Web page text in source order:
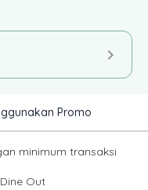
Promo
minimum transaksi
Out